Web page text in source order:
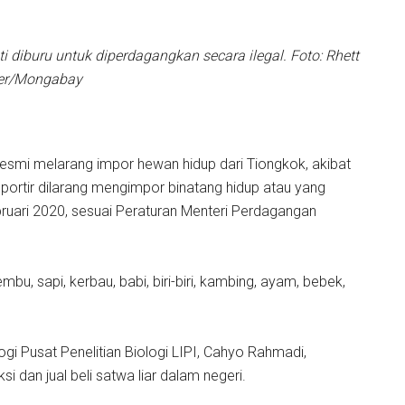
untuk diperdagangkan secara ilegal. Foto: Rhett
Mongabay
melarang impor hewan hidup dari Tiongkok, akibat
dilarang mengimpor binatang hidup atau yang
2020, sesuai Peraturan Menteri Perdagangan
sapi, kerbau, babi, biri-biri, kambing, ayam, bebek,
Pusat Penelitian Biologi LIPI, Cahyo Rahmadi,
dan jual beli satwa liar dalam negeri.